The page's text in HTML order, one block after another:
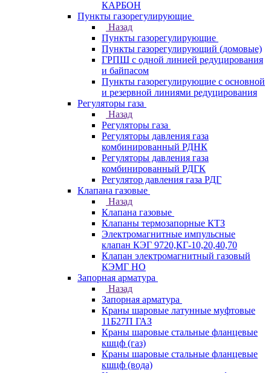
КАРБОН
Пункты газорегулирующие
Назад
Пункты газорегулирующие
Пункты газорегулирующий (домовые)
ГРПШ с одной линией редуцирования
и байпасом
Пункты газорегулирующие с основной
и резервной линиями редуцирования
Регуляторы газа
Назад
Регуляторы газа
Регуляторы давления газа
комбинированный РДНК
Регуляторы давления газа
комбинированный РДГК
Регулятор давления газа РДГ
Клапана газовые
Назад
Клапана газовые
Клапаны термозапорные КТЗ
Электромагнитные импульсные
клапан КЭГ 9720,КГ-10,20,40,70
Клапан электромагнитный газовый
КЭМГ НО
Запорная арматура
Назад
Запорная арматура
Краны шаровые латунные муфтовые
11Б27П ГАЗ
Краны шаровые стальные фланцевые
кшцф (газ)
Краны шаровые стальные фланцевые
кшцф (вода)